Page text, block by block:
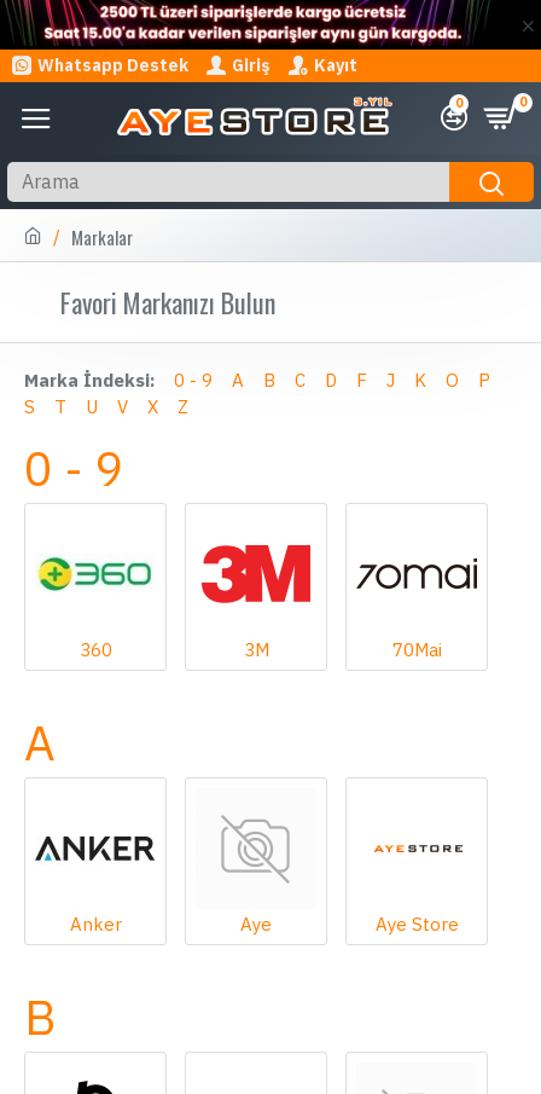
Whatsapp Destek Giriş Kayıt
0 0
Markalar
Favori Markanızı Bulun
Marka İndeksi: 0 - 9 A B C D F J K O
P
S
T U V X Z
0 - 9
360 3M 70Mai
A
Anker Aye Aye Store
B